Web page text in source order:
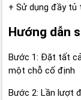
+ Sử dụng đầy tủ
Hướng dẫn
Bước 1: Đặt tất
một chỗ cố định
Bước 2: Lần lượt